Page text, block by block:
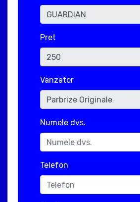
Pret
Vanzator
Numele dvs.
Telefon